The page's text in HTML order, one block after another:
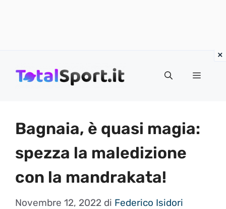
MENU
Bagnaia, è quasi magia:
spezza la maledizione
con la mandrakata!
Novembre 12, 2022 di Federico Isidori